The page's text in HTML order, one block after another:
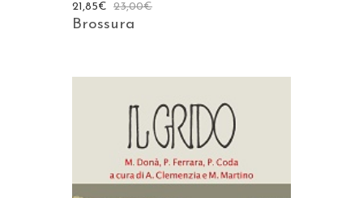
23,00€
21,85€
Brossura